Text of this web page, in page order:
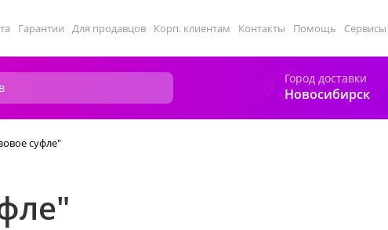
Гарантии Для продавцов Корп. клиентам Контакты Помощь Сервисы
Город доставки
Новосибирск
суфле"